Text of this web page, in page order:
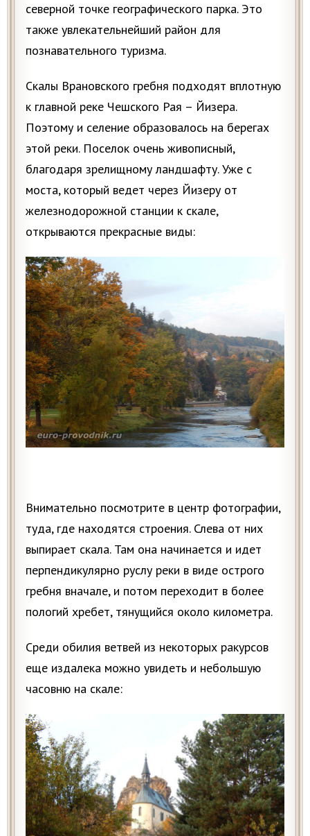
северной точке географического парка. Это
также увлекательнейший район для
познавательного туризма.
Скалы Врановского гребня подходят вплотную
к главной реке Чешского Рая – Йизера.
Поэтому и селение образовалось на берегах
этой реки. Поселок очень живописный,
благодаря зрелищному ландшафту. Уже с
моста, который ведет через Йизеру от
железнодорожной станции к скале,
открываются прекрасные виды:
Внимательно посмотрите в центр фотографии,
туда, где находятся строения. Слева от них
выпирает скала. Там она начинается и идет
перпендикулярно руслу реки в виде острого
гребня вначале, и потом переходит в более
пологий хребет, тянущийся около километра.
Среди обилия ветвей из некоторых ракурсов
еще издалека можно увидеть и небольшую
часовню на скале: